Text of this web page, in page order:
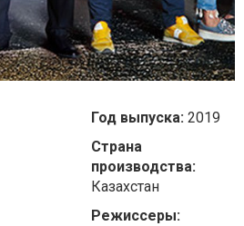
Год выпуска: 2019
Страна
производства:
Казахстан
Режиссеры: